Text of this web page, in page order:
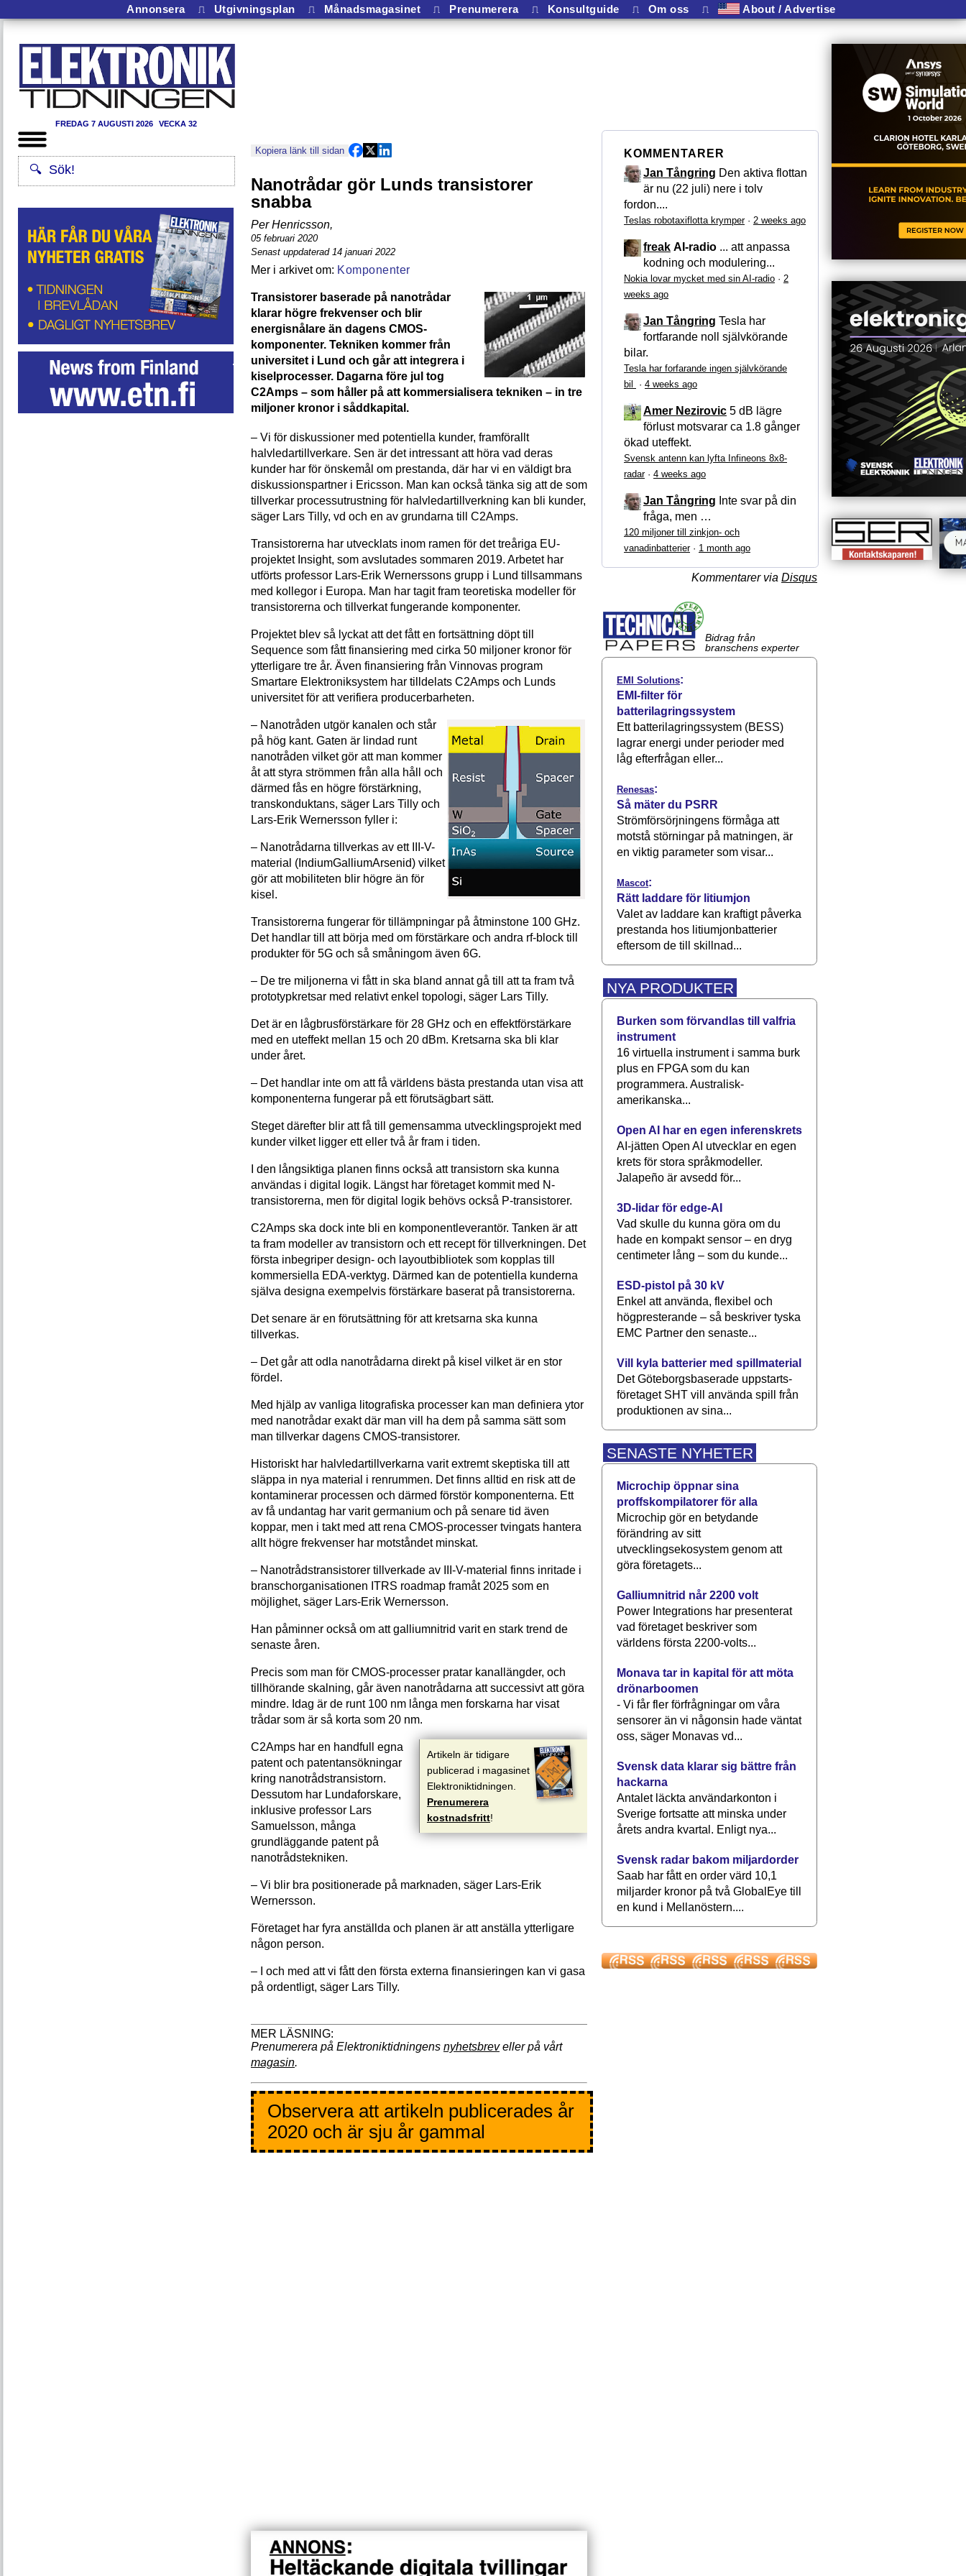
Annonsera ⎍ Utgivningsplan ⎍ Månadsmagasinet ⎍ Prenumerera ⎍ Konsultguide ⎍ Om oss ⎍ About / Advertise
FREDAG 7 AUGUSTI 2026 VECKA 32
Kopiera länk till sidan
Nanotrådar gör Lunds transistorer
snabba
Per Henricsson,
05 februari 2020
Senast uppdaterad 14 januari 2022
Komponenter
Transistorer baserade på nanotrådar
klarar högre frekvenser och blir
energisnålare än dagens CMOS-
komponenter. Tekniken kommer från
universitet i Lund och går att integrera i
kiselprocesser. Dagarna före jul tog
C2Amps – som håller på att kommersialisera tekniken – in tre
miljoner kronor i såddkapital.
– Vi för diskussioner med potentiella kunder, framförallt
halvledartillverkare. Sen är det intressant att höra vad deras
kunder har för önskemål om prestanda, där har vi en väldigt bra
diskussionspartner i Ericsson. Man kan också tänka sig att de som
tillverkar processutrustning för halvledartillverkning kan bli kunder,
säger Lars Tilly, vd och en av grundarna till C2Amps.
Transistorerna har utvecklats inom ramen för det treåriga EU-
projektet Insight, som avslutades sommaren 2019. Arbetet har
utförts professor Lars-Erik Wernerssons grupp i Lund tillsammans
med kollegor i Europa. Man har tagit fram teoretiska modeller för
transistorerna och tillverkat fungerande komponenter.
Projektet blev så lyckat att det fått en fortsättning döpt till
Sequence som fått finansiering med cirka 50 miljoner kronor för
ytterligare tre år. Även finansiering från Vinnovas program
Smartare Elektroniksystem har tilldelats C2Amps och Lunds
universitet för att verifiera producerbarheten.
– Nanotråden utgör kanalen och står
på hög kant. Gaten är lindad runt
nanotråden vilket gör att man kommer
åt att styra strömmen från alla håll och
därmed fås en högre förstärkning,
transkonduktans, säger Lars Tilly och
Lars-Erik Wernersson fyller i:
– Nanotrådarna tillverkas av ett III-V-
material (IndiumGalliumArsenid) vilket
gör att mobiliteten blir högre än för
kisel.
Transistorerna fungerar för tillämpningar på åtminstone 100 GHz.
Det handlar till att börja med om förstärkare och andra rf-block till
produkter för 5G och så småningom även 6G.
– De tre miljonerna vi fått in ska bland annat gå till att ta fram två
prototypkretsar med relativt enkel topologi, säger Lars Tilly.
Det är en lågbrusförstärkare för 28 GHz och en effektförstärkare
med en uteffekt mellan 15 och 20 dBm. Kretsarna ska bli klar
under året.
– Det handlar inte om att få världens bästa prestanda utan visa att
komponenterna fungerar på ett förutsägbart sätt.
Steget därefter blir att få till gemensamma utvecklingsprojekt med
kunder vilket ligger ett eller två år fram i tiden.
I den långsiktiga planen finns också att transistorn ska kunna
användas i digital logik. Längst har företaget kommit med N-
transistorerna, men för digital logik behövs också P-transistorer.
C2Amps ska dock inte bli en komponentleverantör. Tanken är att
ta fram modeller av transistorn och ett recept för tillverkningen. Det
första inbegriper design- och layoutbibliotek som kopplas till
kommersiella EDA-verktyg. Därmed kan de potentiella kunderna
själva designa exempelvis förstärkare baserat på transistorerna.
Det senare är en förutsättning för att kretsarna ska kunna
tillverkas.
– Det går att odla nanotrådar­na direkt på kisel vilket är en stor
fördel.
Med hjälp av vanliga litografiska processer kan man definiera ytor
med nanotrådar exakt där man vill ha dem på samma sätt som
man tillverkar dagens CMOS-transistorer.
Historiskt har halvledartillverkarna varit extremt skeptiska till att
släppa in nya material i renrummen. Det finns alltid en risk att de
kontaminerar processen och därmed förstör komponenterna. Ett
av få undantag har varit germanium och på senare tid även
koppar, men i takt med att rena CMOS-processer tvingats hantera
allt högre frekvenser har motståndet minskat.
– Nanotrådstransistorer tillverkade av III-V-material finns inritade i
branschorganisationen ITRS roadmap framåt 2025 som en
möjlighet, säger Lars-Erik Wernersson.
Han påminner också om att galliumnitrid varit en stark trend de
senaste åren.
Precis som man för CMOS-processer pratar kanallängder, och
tillhörande skalning, går även nanotrådarna att successivt att göra
mindre. Idag är de runt 100 nm långa men forskarna har visat
trådar som är så korta som 20 nm.
Artikeln är tidigare
publicerad i magasinet
Elektroniktidningen.
Prenumerera
kostnadsfritt!
C2Amps har en handfull egna
patent och patentansökningar
kring nanotrådstransistorn.
Dessutom har Lundaforskare,
inklusive professor Lars
Samuels­son, många
grundläggande patent på
nanotrådstekniken.
– Vi blir bra positionerade på marknaden, säger Lars-Erik
Wernersson.
Företaget har fyra anställda och planen är att anställa ytter­ligare
någon person.
– I och med att vi fått den första externa finansieringen kan vi gasa
på ordentligt, säger Lars Tilly.
Prenumerera på Elektroniktidningens nyhetsbreveller på vårt
magasin.
Observera att artikeln publicerades år
2020 och är sju år gammal
KOMMENTARER
Jan Tångring Den aktiva flottan
är nu (22 juli) nere i tolv
fordon....
Teslas robotaxiflotta krymper· 2 weeks ago
freak AI-radio ... att anpassa
kodning och modulering...
Nokia lovar mycket med sin AI-radio · 2
weeks ago
Jan Tångring Tesla har
fortfarande noll självkörande
bilar.
Tesla har forfarande ingen självkörande
bil
· 4 weeks ago
Amer Nezirovic 5 dB lägre
förlust motsvarar ca 1.8 gånger
ökad uteffekt.
Svensk antenn kan lyfta Infineons 8x8-
radar· 4 weeks ago
Jan Tångring Inte svar på din
fråga, men …
120 miljoner till zinkjon- och
vanadinbatterier· 1 month ago
Kommentarer via Disqus
Bidrag från
branschens experter
EMI Solutions:
EMI-filter för
batterilagringssystem
Ett batterilagringssystem (BESS)
lagrar energi under perioder med
låg efterfrågan eller...
Renesas:
Så mäter du PSRR
Strömförsörjningens förmåga att
motstå störningar på matningen, är
en viktig parameter som visar...
Mascot:
Rätt laddare för litiumjon
Valet av laddare kan kraftigt påverka
prestanda hos litiumjonbatterier
eftersom de till skillnad...
NYA PRODUKTER
Burken som förvandlas till valfria
instrument
16 virtuella instrument i samma burk
plus en FPGA som du kan
programmera. Australisk-
amerikanska...
Open AI har en egen inferenskrets
AI-jätten Open AI utvecklar en egen
krets för stora språkmodeller.
Jalapeño är avsedd för...
3D-lidar för edge-AI
Vad skulle du kunna göra om du
hade en kompakt sensor – en dryg
centimeter lång – som du kunde...
ESD-pistol på 30 kV
Enkel att använda, flexibel och
högpresterande – så beskriver tyska
EMC Partner den senaste...
Vill kyla batterier med spillmaterial
Det Göteborgsbaserade upp­starts­
företaget SHT vill använda spill från
produktionen av sina...
SENASTE NYHETER
Microchip öppnar sina
proffskompilatorer för alla
Microchip gör en betydande
förändring av sitt
utvecklingsekosystem genom att
göra företagets...
Galliumnitrid når 2200 volt
Power Integrations har presenterat
vad företaget beskriver som
världens första 2200-volts...
Monava tar in kapital för att möta
drönarboomen
- Vi får fler förfrågningar om våra
sensorer än vi någonsin hade väntat
oss, säger Monavas vd...
Svensk data klarar sig bättre från
hackarna
Antalet läckta användarkonton i
Sverige fortsatte att minska under
årets andra kvartal. Enligt nya...
Svensk radar bakom miljardorder
Saab har fått en order värd 10,1
miljarder kronor på två GlobalEye till
en kund i Mellanöstern....